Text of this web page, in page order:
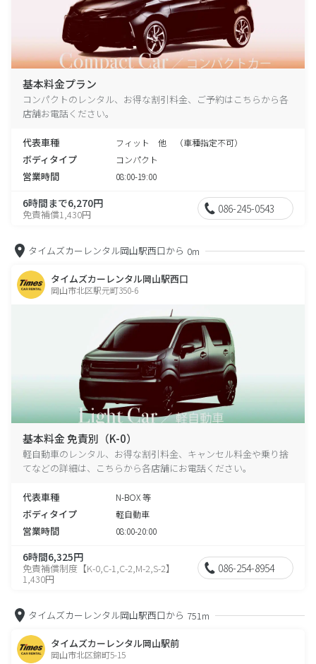
基本料金プラン
コンパクトのレンタル、お得な割引料金、ご予約はこちらから各
店舗お電話ください。
代表車種 フィット 他 （車種指定不可）
ボディタイプ コンパクト
営業時間 08:00-19:00
6時間まで6,270円
免責補償1,430円 086-245-0543
タイムズカーレンタル岡山駅西口から 0m
タイムズカーレンタル岡山駅西口
岡山市北区駅元町350-6
基本料金 免責別（K-0）
軽自動車のレンタル、お得な割引料金、キャンセル料金や乗り捨
てなどの詳細は、こちらから各店舗にお電話ください。
代表車種 N-BOX 等
ボディタイプ 軽自動車
営業時間 08:00-20:00
6時間6,325円
免責補償制度【K-0,C-1,C-2,M-2,S-2】
1,430円
086-254-8954
タイムズカーレンタル岡山駅西口から 751m
タイムズカーレンタル岡山駅前
岡山市北区錦町5-15